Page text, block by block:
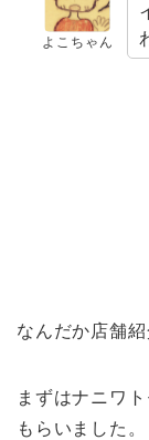
よこちゃん
なんだか店舗
まずはナニワ
もらいました。